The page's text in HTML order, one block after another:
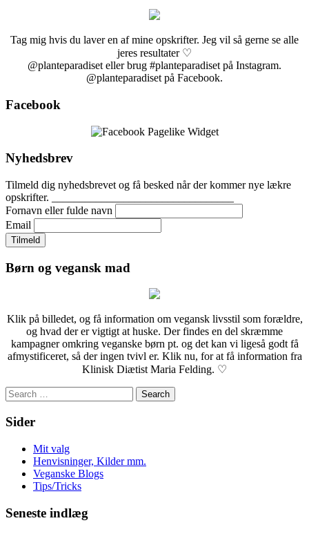
Tag mig hvis du laver en af mine opskrifter. Jeg vil så gerne se alle
jeres resultater ♡
@planteparadiset eller brug #planteparadiset på Instagram.
@planteparadiset på Facebook.
Facebook
Nyhedsbrev
Tilmeld dig nyhedsbrevet og få besked når der kommer nye lækre
opskrifter. _________________________________
Fornavn eller fulde navn
Email
Børn og vegansk mad
Klik på billedet, og få information om vegansk livsstil som forældre,
og hvad der er vigtigt at huske. Der findes en del skræmme
kampagner omkring veganske børn pt. og det kan vi ligeså godt få
afmystificeret, så der ingen tvivl er. Klik nu, for at få information fra
Klinisk Diætist Maria Felding. ♡
Search
for:
Sider
Mit valg
Henvisninger, Kilder mm.
Veganske Blogs
Tips/Tricks
Seneste indlæg